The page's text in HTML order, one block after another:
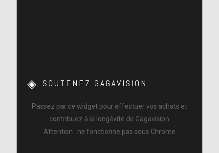
SOUTENEZ GAGAVISION
Passez par ce widget pour effectuer vos achats et
contribuez à la longévité de Gagavision
Attention : ne fonctionne pas sous Chrome